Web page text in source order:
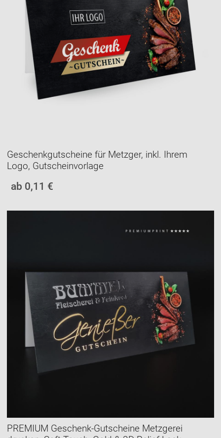
Geschenkgutscheine für Metzger, inkl. Ihrem
Logo, Gutscheinvorlage
ab 0,11 €
PREMIUM Geschenk-Gutscheine Metzgerei